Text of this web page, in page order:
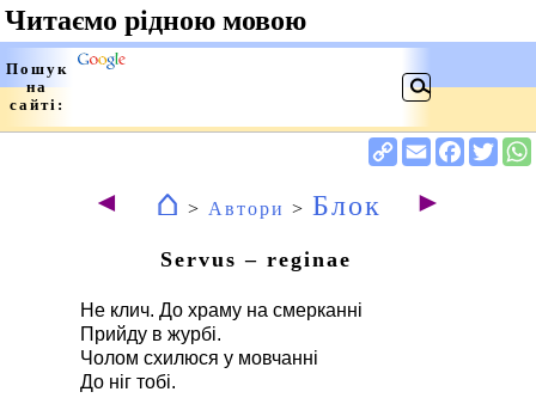
◄ ⌂ > Автори > Блок ►
Servus – reginae
Не клич. До храму на смерканні
Прийду в журбі.
Чолом схилюся у мовчанні
До ніг тобі.